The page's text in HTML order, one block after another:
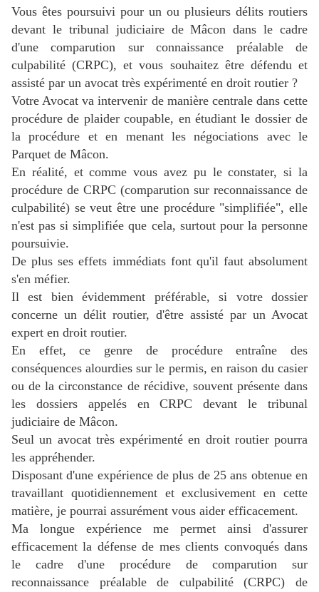
Vous êtes poursuivi pour un ou plusieurs délits routiers
devant le tribunal judiciaire de Mâcon dans le cadre
d'une comparution sur connaissance préalable de
culpabilité (CRPC), et vous souhaitez être défendu et
assisté par un avocat très expérimenté en droit routier ?
Votre Avocat va intervenir de manière centrale dans cette
procédure de plaider coupable, en étudiant le dossier de
la procédure et en menant les négociations avec le
Parquet de Mâcon.
En réalité, et comme vous avez pu le constater, si la
procédure de CRPC (comparution sur reconnaissance de
culpabilité) se veut être une procédure "simplifiée", elle
n'est pas si simplifiée que cela, surtout pour la personne
poursuivie.
De plus ses effets immédiats font qu'il faut absolument
s'en méfier.
Il est bien évidemment préférable, si votre dossier
concerne un délit routier, d'être assisté par un Avocat
expert en droit routier.
En effet, ce genre de procédure entraîne des
conséquences alourdies sur le permis, en raison du casier
ou de la circonstance de récidive, souvent présente dans
les dossiers appelés en CRPC devant le tribunal
judiciaire de Mâcon.
Seul un avocat très expérimenté en droit routier pourra
les appréhender.
Disposant d'une expérience de plus de 25 ans obtenue en
travaillant quotidiennement et exclusivement en cette
matière, je pourrai assurément vous aider efficacement.
Ma longue expérience me permet ainsi d'assurer
efficacement la défense de mes clients convoqués dans
le cadre d'une procédure de comparution sur
reconnaissance préalable de culpabilité (CRPC) de